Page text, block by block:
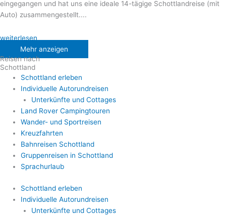
eingegangen und hat uns eine ideale 14-tägige Schottlandreise (mit
Auto) zusammengestellt....
weiterlesen
Mehr anzeigen
Reisen nach
Schottland
Schottland erleben
Individuelle Autorundreisen
Unterkünfte und Cottages
Land Rover Campingtouren
Wander- und Sportreisen
Kreuzfahrten
Bahnreisen Schottland
Gruppenreisen in Schottland
Sprachurlaub
Schottland erleben
Individuelle Autorundreisen
Unterkünfte und Cottages